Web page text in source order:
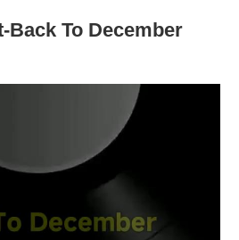
Back To December